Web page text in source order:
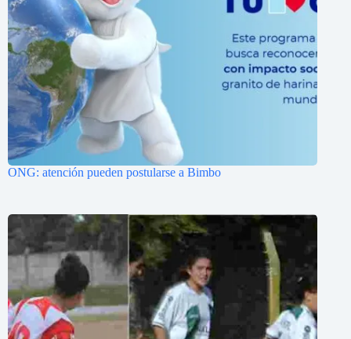
ONG: atención pueden postularse a Bimbo